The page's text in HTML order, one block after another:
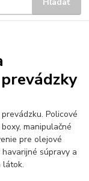
Hľadať
Policové
manipulačné
pre olejové
súpravy a
látok.